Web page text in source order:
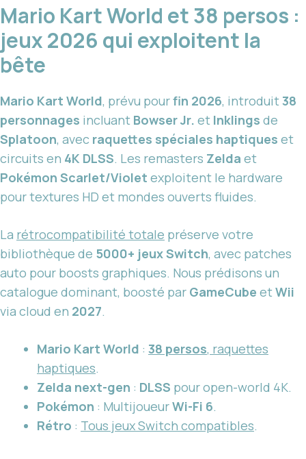
Mario Kart World et 38 persos :
jeux 2026 qui exploitent la
bête
Mario Kart World, prévu pourfin 2026, introduit38
personnages incluant Bowser Jr. et Inklings de
Splatoon, avec raquettes spéciales haptiques et
circuits en 4K DLSS. Les remasters Zelda et
Pokémon Scarlet/Violet exploitent le hardware
pour textures HD et mondes ouverts fluides.
La rétrocompatibilité totale préserve votre
bibliothèque de 5000+ jeux Switch, avec patches
auto pour boosts graphiques. Nous prédisons un
catalogue dominant, boosté par GameCube etWii
via cloud en 2027.
Mario Kart World : 38 persos, raquettes
haptiques.
Zelda next-gen : DLSS pour open-world 4K.
Pokémon : MultijoueurWi-Fi 6.
Rétro : Tous jeux Switch compatibles.